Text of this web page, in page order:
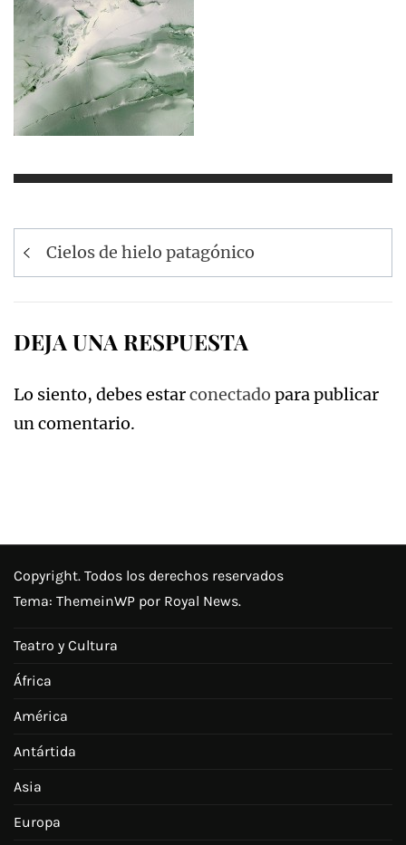
Navegación
de
Cielos de hielo patagónico
DEJA UNA RESPUESTA
Lo siento, debes estarconectado para publicar
un comentario.
Copyright. Todos los derechos reservados
Tema: ThemeinWP por Royal News.
Teatro y Cultura
África
América
Antártida
Asia
Europa